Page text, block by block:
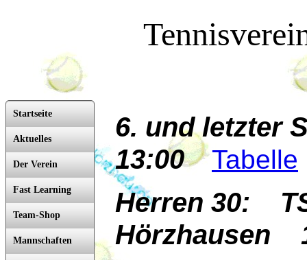
Startseite
Aktuelles
Der Verein
Fast Learning
Team-Shop
Mannschaften
6. und letzter
13:00
Tabelle
Herren 30:
Hörzhausen